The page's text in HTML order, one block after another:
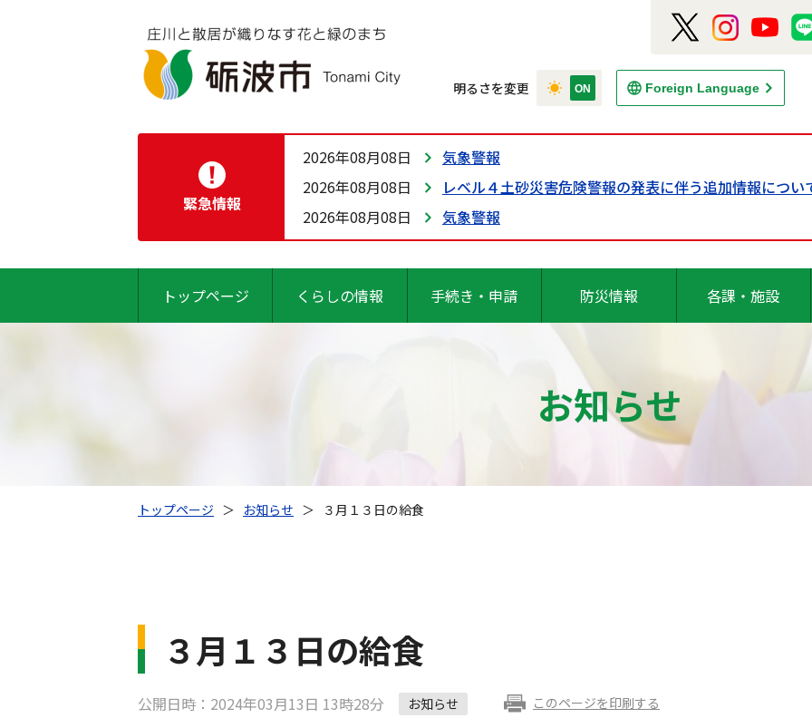
明るさを変更 Foreign Language
緊急情報
2026年08月08日
気象警報
2026年08月08日
レベル４土砂災害危険警報の発表に伴う追加情報につい
2026年08月08日
気象警報
トップページ くらしの情報 手続き・申請 防災情報 各課・施設
お知らせ
トップページ ＞ お知らせ ＞ ３月１３日の給食
３月１３日の給食
公開日時：2024年03月13日 13時28分 お知らせ このページを印刷する